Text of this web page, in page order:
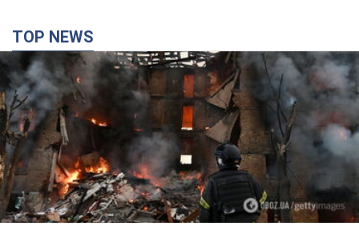
Кремль "сжигает" последние запасы
баллистики в Украине: что будет далее?
Интервью с Шарпом
В июле страна-агрессор установила "рекорд" по количеству
запущенных по Украине баллистических ракет
3 години тому 41,5 т.